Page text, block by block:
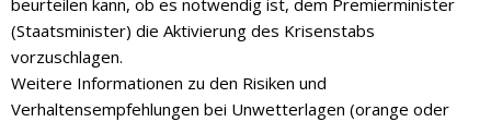
(Staatsminister) die Aktivierung des Krisenstabs
vorzuschlagen.
Weitere Informationen zu den Risiken und
Verhaltensempfehlungen bei Unwetterlagen (orange oder